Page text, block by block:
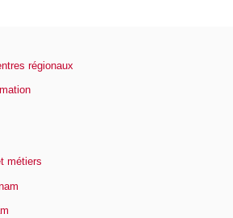
régionaux
métiers